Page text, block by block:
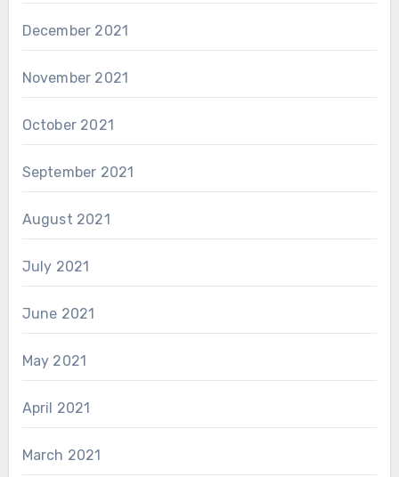
December 2021
November 2021
October 2021
September 2021
August 2021
July 2021
June 2021
May 2021
April 2021
March 2021